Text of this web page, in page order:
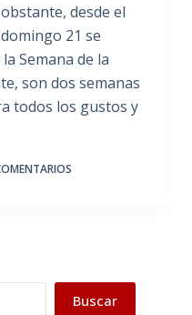
desde el
21 se
Semana de la
son dos semanas
todos los gustos y
Buscar